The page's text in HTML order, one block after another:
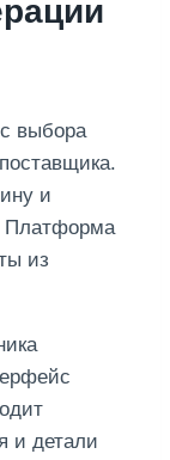
выбора
и
Платформа
из
и детали